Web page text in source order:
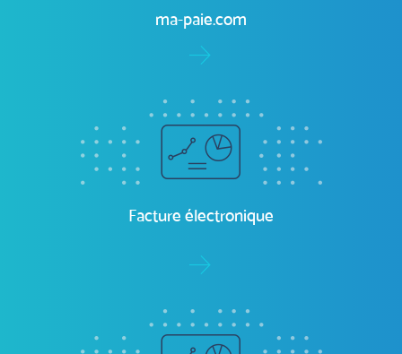
ma-comptabilité.com
ma-paie.com